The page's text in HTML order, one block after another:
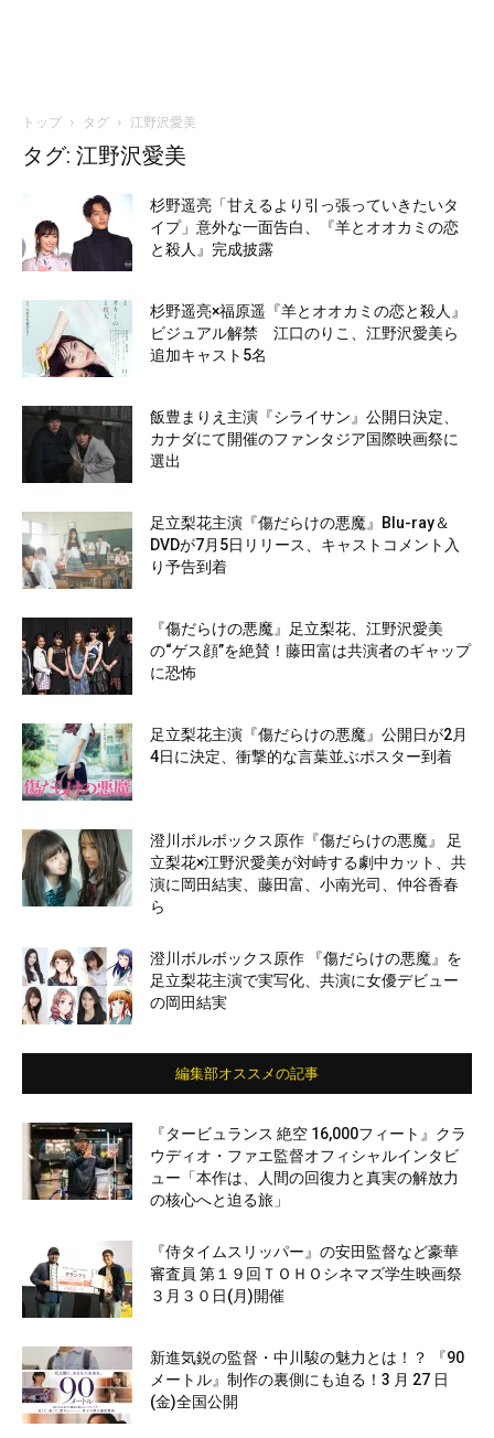
トップ タグ 江野沢愛美
タグ: 江野沢愛美
杉野遥亮「甘えるより引っ張っていきたいタ
イプ」意外な一面告白、『羊とオオカミの恋
と殺人』完成披露
杉野遥亮×福原遥『羊とオオカミの恋と殺人』
ビジュアル解禁 江口のりこ、江野沢愛美ら
追加キャスト5名
飯豊まりえ主演『シライサン』公開日決定、
カナダにて開催のファンタジア国際映画祭に
選出
足立梨花主演『傷だらけの悪魔』Blu-ray＆
DVDが7月5日リリース、キャストコメント入
り予告到着
『傷だらけの悪魔』足立梨花、江野沢愛美
の“ゲス顔”を絶賛！藤田富は共演者のギャップ
に恐怖
足立梨花主演『傷だらけの悪魔』公開日が2月
4日に決定、衝撃的な言葉並ぶポスター到着
澄川ボルボックス原作『傷だらけの悪魔』 足
立梨花×江野沢愛美が対峙する劇中カット、共
演に岡田結実、藤田富、小南光司、仲谷香春
ら
澄川ボルボックス原作 『傷だらけの悪魔』を
足立梨花主演で実写化、共演に女優デビュー
の岡田結実
編集部オススメの記事
『タービュランス 絶空 16,000フィート』クラ
ウディオ・ファエ監督オフィシャルインタビ
ュー「本作は、人間の回復力と真実の解放力
の核心へと迫る旅」
『侍タイムスリッパー』の安田監督など豪華
審査員 第１９回ＴＯＨＯシネマズ学生映画祭
３月３０日(月)開催
新進気鋭の監督・中川駿の魅力とは！？ 『90
メートル』制作の裏側にも迫る！3 月 27 日
(金)全国公開